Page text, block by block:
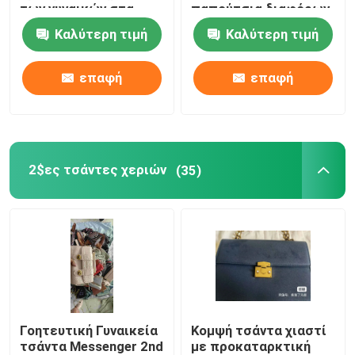
Ρομαντικά Floral φορέματα
Τρία σε ένα καλώδιο στοιχείων
σιδηροδρομική γραμμή κουρτινών
των γυναικών στα
μεγέθη 37-39 στα
διάφορα χρώματα
Καλύτερη τιμή
επαφή
παπούτσια διαφόρων
επωνυμιών
Καλύτερη τιμή
επαφή
2$ες τσάντες χεριών (35)
Γοητευτική Γυναικεία
τσάντα Messenger 2nd
Κομψή τσάντα χιαστί
με προκαταρκτική